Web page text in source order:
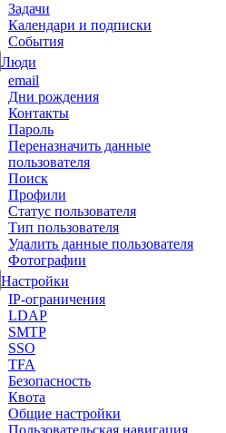
Задачи
Календари и подписки
События
Люди
email
Дни рождения
Контакты
Пароль
Переназначить данные
пользователя
Поиск
Профили
Статус пользователя
Тип пользователя
Удалить данные пользователя
Фотографии
Настройки
IP-ограничения
LDAP
SMTP
SSO
TFA
Безопасность
Квота
Общие настройки
Пользовательская навигация